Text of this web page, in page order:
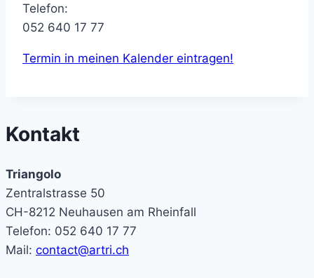
Telefon:
052 640 17 77
Termin in meinen Kalender eintragen!
Kontakt
Triangolo
Zentralstrasse 50
CH-8212 Neuhausen am Rheinfall
Telefon: 052 640 17 77
Mail: contact@artri.ch